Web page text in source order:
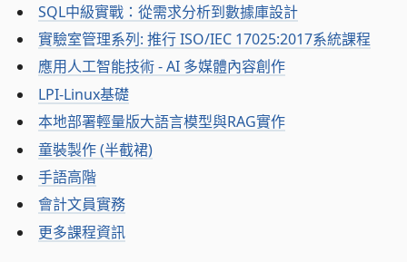
SQL中級實戰：從需求分析到數據庫設計
實驗室管理系列: 推行 ISO/IEC 17025:2017系統課程
應用人工智能技術 - AI 多媒體內容創作
LPI-Linux基礎
本地部署輕量版大語言模型與RAG實作
童裝製作 (半截裙)
手語高階
會計文員實務
更多課程資訊